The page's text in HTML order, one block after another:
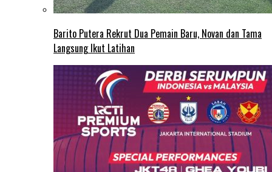
Barito Putera Rekrut Dua Pemain Baru, Novan dan Tama
Langsung Ikut Latihan